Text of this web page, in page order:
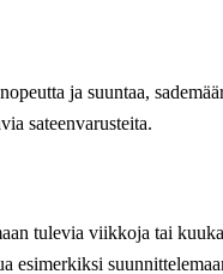
ja suuntaa,
sateenvarusteita.
tulevia viikkoja tai
esimerkiksi